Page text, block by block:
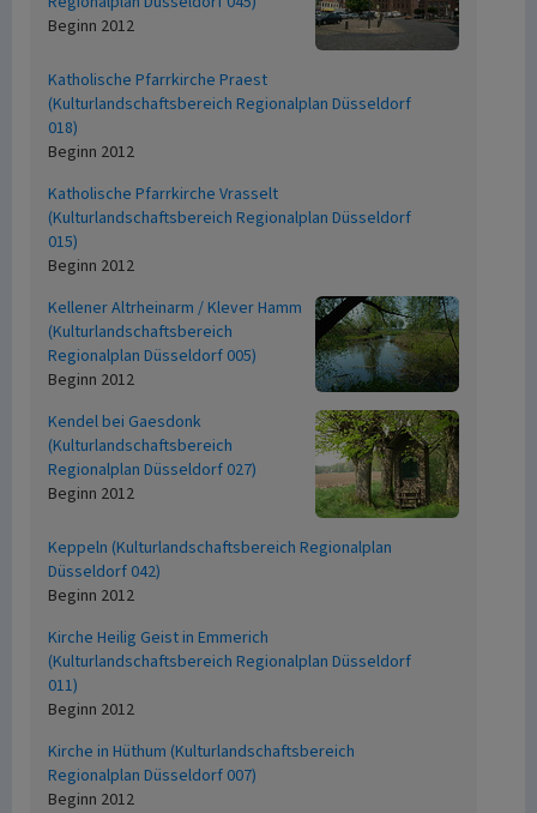
Beginn 2012
Katholische Pfarrkirche Praest
(Kulturlandschaftsbereich Regionalplan Düsseldorf
018)
Beginn 2012
Katholische Pfarrkirche Vrasselt
(Kulturlandschaftsbereich Regionalplan Düsseldorf
015)
Beginn 2012
Kellener Altrheinarm / Klever Hamm
(Kulturlandschaftsbereich
Regionalplan Düsseldorf 005)
Beginn 2012
Kendel bei Gaesdonk
(Kulturlandschaftsbereich
Regionalplan Düsseldorf 027)
Beginn 2012
Keppeln (Kulturlandschaftsbereich Regionalplan
Düsseldorf 042)
Beginn 2012
Kirche Heilig Geist in Emmerich
(Kulturlandschaftsbereich Regionalplan Düsseldorf
011)
Beginn 2012
Kirche in Hüthum (Kulturlandschaftsbereich
Regionalplan Düsseldorf 007)
Beginn 2012